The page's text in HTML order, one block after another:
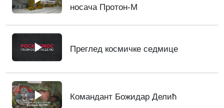
носача Протон-М
Преглед космичке седмице
Командант Божидар Делић